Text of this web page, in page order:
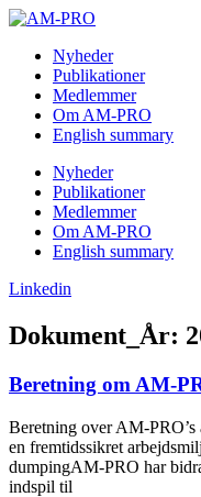
Skip
contentNyheder
Publikationer
Medlemmer
Om AM-PRO
English summary
Nyheder
Publikationer
Medlemmer
Om AM-PRO
English summary
Linkedin
Dokument_År:
Beretning om AM-
Beretning over AM-
en fremtidssikret
dumpingAM-PRO har
indspil til